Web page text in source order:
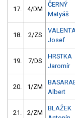
17. 4/DM
ČERNÝ
Matyáš
18. 2/ZS
Josef
19. 7/DS
HRSTKA
Jaromír
20. 1/ZM
Albert
21. 2/ZM
BLAŽEK